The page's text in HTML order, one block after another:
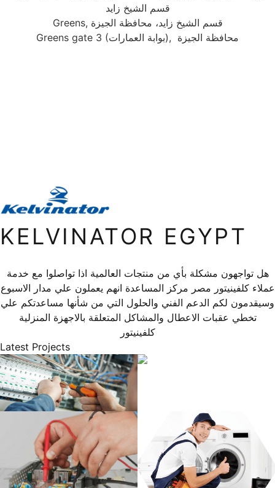
قسم الشيخ زايد
Greens, قسم الشيخ زايد، محافظة الجيزة
Greens gate 3 (بوابة العمارات), محافظة الجيزة
KELVINATOR EGYPT
هل تواجهون مشكلة بأي من منتجات العالمية اذا تواصلوا مع خدمة
عملاء كلفينيتور مصر مركز المساعدة انهم يعملون علي مدار الاسبوع
وسيقدمون لكم الدعم الفني والحلول التي من شأنها مساعدتكم علي
تخطي عقبات الاعطال والمشاكل المتعلقة بالاجهزة المنزلية
كلفينيتور
Latest Projects